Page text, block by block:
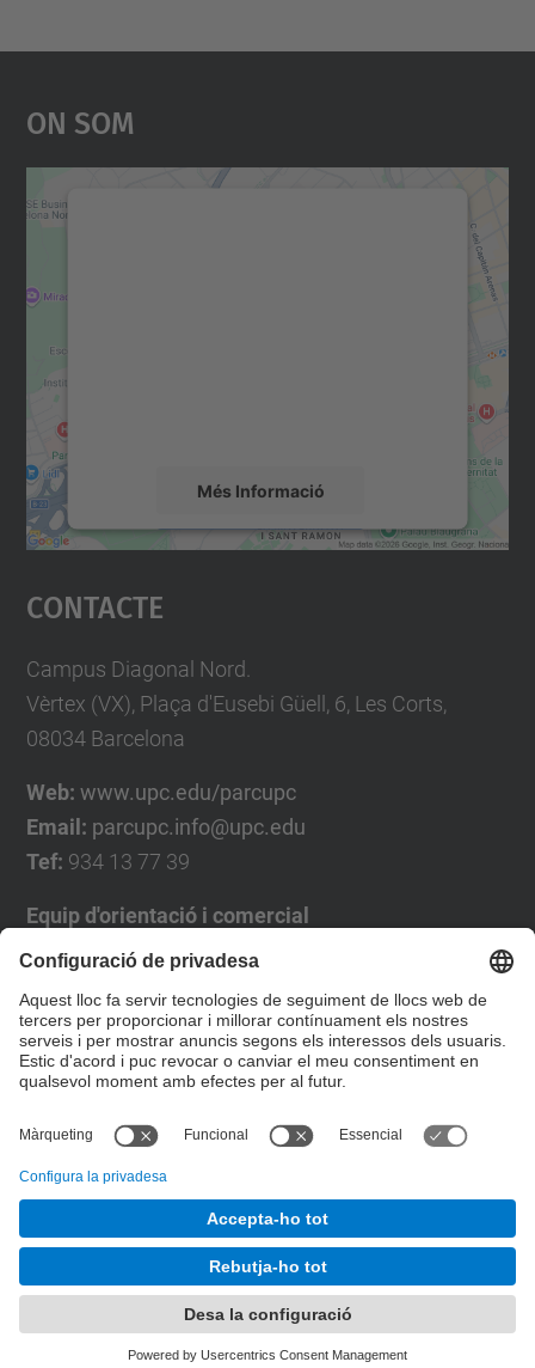
On Som
Més Informació
Accepta
powered by
Contacte
Campus Diagonal Nord.
Vèrtex (VX), Plaça d'Eusebi Güell, 6, Les Corts,
08034 Barcelona
Web: www.upc.edu/parcupc
Email: parcupc.info@upc.edu
Tef: 934 13 77 39
Equip d'orientació i comercial
José Luís Grande
Tel. 93 4137194
jose.luis.grande@upc.edu
Formulari de contacte
Desenvolupat amb